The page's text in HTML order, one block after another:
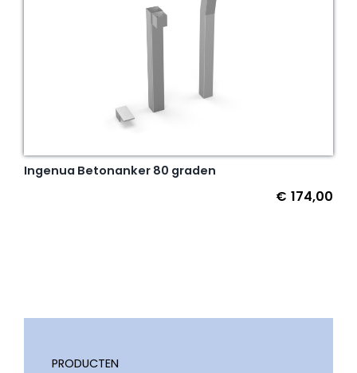
Ingenua Betonanker 80 graden
€ 174,00
PRODUCTEN